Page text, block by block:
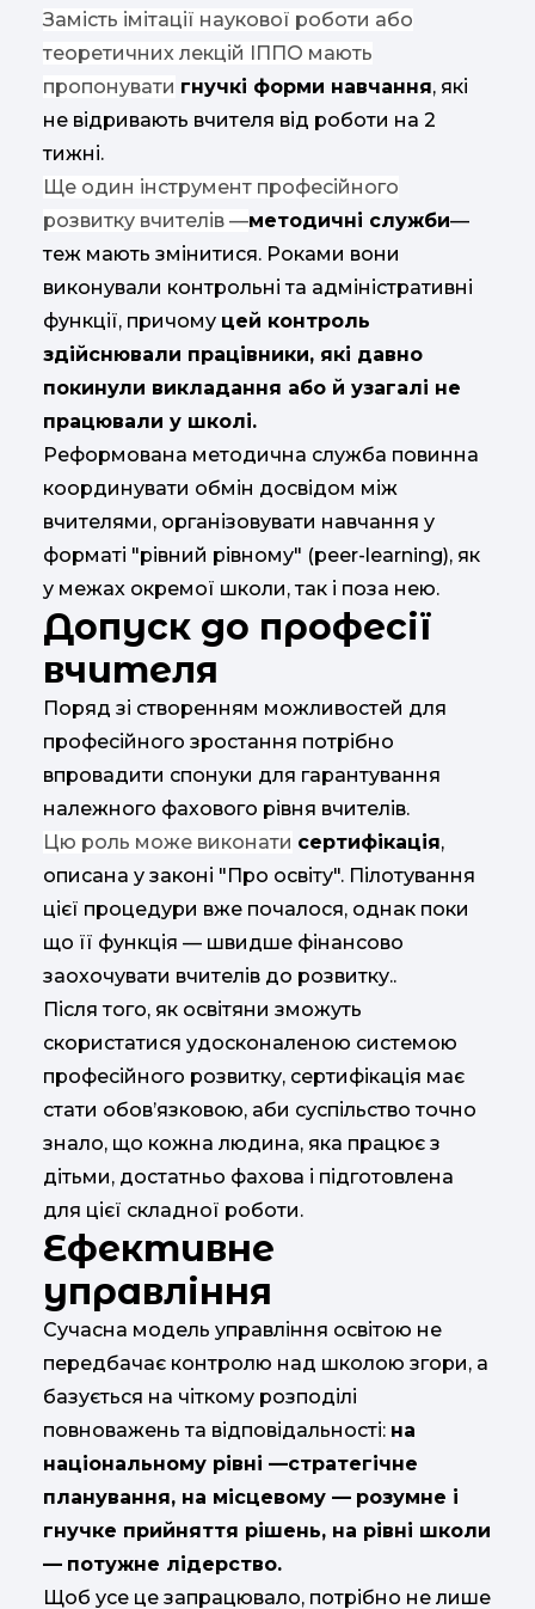
Замість імітації наукової роботи або
теоретичних лекцій ІППО мають
пропонувати гнучкі форми навчання, які
не відривають вчителя від роботи на 2
тижні.
Ще один інструмент професійного
розвитку вчителів —методичні служби—
теж мають змінитися. Роками вони
виконували контрольні та адміністративні
функції, причому цей контроль
здійснювали працівники, які давно
покинули викладання або й узагалі не
працювали у школі.
Реформована методична служба повинна
координувати обмін досвідом між
вчителями, організовувати навчання у
форматі "рівний рівному" (peer-learning), як
у межах окремої школи, так і поза нею.
Допуск до професії
вчителя
Поряд зі створенням можливостей для
професійного зростання потрібно
впровадити спонуки для гарантування
належного фахового рівня вчителів.
Цю роль може виконати сертифікація,
описана у законі "Про освіту". Пілотування
цієї процедури вже почалося, однак поки
що її функція — швидше фінансово
заохочувати вчителів до розвитку..
Після того, як освітяни зможуть
скористатися удосконаленою системою
професійного розвитку, сертифікація має
стати обов’язковою, аби суспільство точно
знало, що кожна людина, яка працює з
дітьми, достатньо фахова і підготовлена
для цієї складної роботи.
Ефективне
управління
Сучасна модель управління освітою не
передбачає контролю над школою згори, а
базується на чіткому розподілі
повноважень та відповідальності: на
національному рівні —стратегічне
планування, на місцевому — розумне і
гнучке прийняття рішень, на рівні школи
— потужне лідерство.
Щоб усе це запрацювало, потрібно не лише